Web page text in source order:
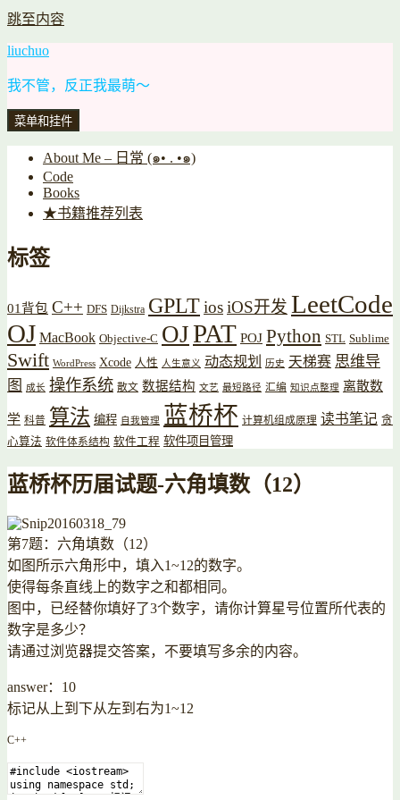
跳至内容
liuchuo
我不管，反正我最萌～
菜单和挂件
About Me – 日常 (๑• . •๑)
Code
Books
★书籍推荐列表
标签
01背包 C++ DFS Dijkstra GPLTiosiOS开发 LeetCode
OJ MacBook Objective-C OJPAT POJ Python STL Sublime
Swift WordPress Xcode 人性 人生意义 动态规划 历史 天梯赛 思维导
图
成长 操作系统 散文 数据结构 文艺 最短路径 汇编 知识点整理 离散数
学 科普 算法 编程 自我管理 蓝桥杯 计算机组成原理 读书笔记 贪
心算法 软件体系结构 软件工程 软件项目管理
蓝桥杯历届试题-六角填数（12）
第7题：六角填数（12）
如图所示六角形中，填入1~12的数字。
使得每条直线上的数字之和都相同。
图中，已经替你填好了3个数字，请你计算星号位置所代表的
数字是多少？
请通过浏览器提交答案，不要填写多余的内容。
answer：10
标记从上到下从左到右为1~12
C++